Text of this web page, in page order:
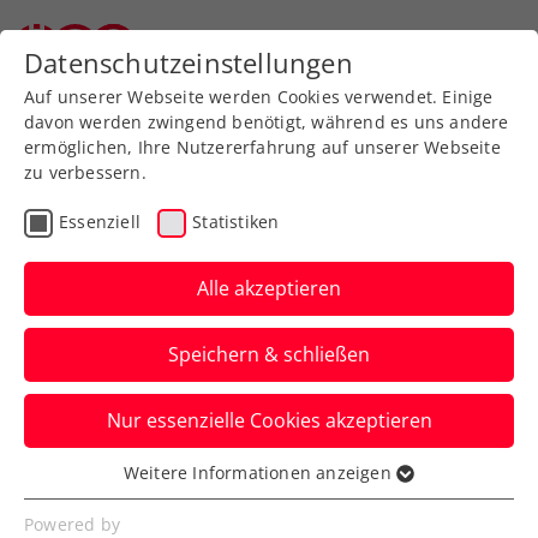
Zurück zur Newsübersicht
ATP
French Open: Misolic
verkauft sich auch gegen
Djokovic teuer
Österreichs Nummer zwei gelingt gegen
den serbischen Superstar im Endeffekt
dennoch kein Satzgewinn.
Verfasst von: Manuel Wachta, 31.05.2025
Datenschutzeinstellungen
Auf unserer Webseite werden Cookies verwendet. Einige
davon werden zwingend benötigt, während es uns andere
ermöglichen, Ihre Nutzererfahrung auf unserer Webseite
zu verbessern.
Essenziell Statistiken
Alle akzeptieren
Speichern & schließen
Nur essenzielle Cookies akzeptieren
Essenziell
Essenzielle Cookies werden für grundlegende
Weitere Informationen anzeigen
Powered by